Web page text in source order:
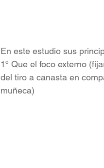
En este estudio sus
1º Que el foco externo
del tiro a canasta en
muñeca)